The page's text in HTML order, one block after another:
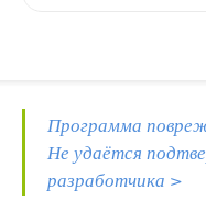
Программа
Не удаётся
разработчика >